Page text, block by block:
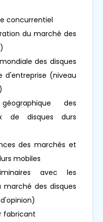
concurrentiel
du marché des
des disques
d'entreprise (niveau
des
de disques durs
des marchés et
mobiles
avec les
des disques
fabricant